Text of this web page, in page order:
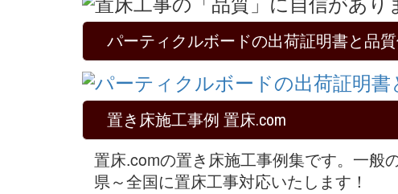
パーティクルボードの出荷証明書と品
置き床施工事例 置床.com
置床.comの置き床施工事例集です。一般
県～全国に置床工事対応いたします！